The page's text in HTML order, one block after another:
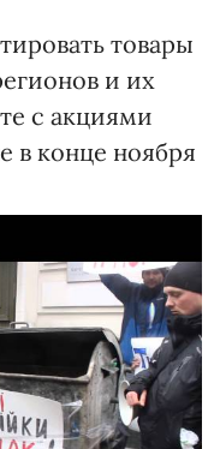
товары
и их
с акциями
в конце ноября